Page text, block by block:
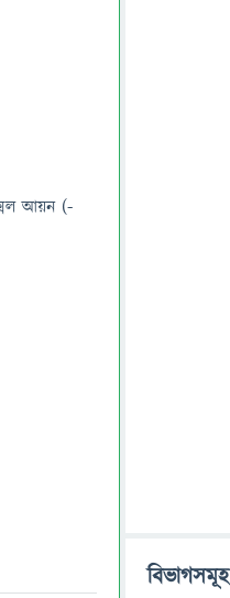
আয়ন (-
বিভাগসমূহ